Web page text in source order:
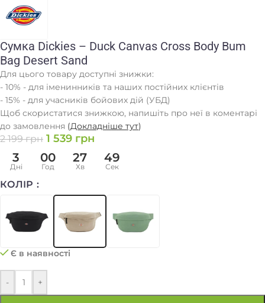
Сумка Dickies – Duck Canvas Cross Body Bum
Bag Desert Sand
Для цього товару доступні знижки:
- 10% - для іменинників та наших постійних клієнтів
- 15% - для учасників бойових дій (УБД)
Щоб скористатися знижкою, напишіть про неї в коментарі
до замовлення (Докладніше тут)
2 199грн 1 539 грн
3
Дні
00
Год
27
Хв
49
Сек
КОЛІР
Є в наявності
- +